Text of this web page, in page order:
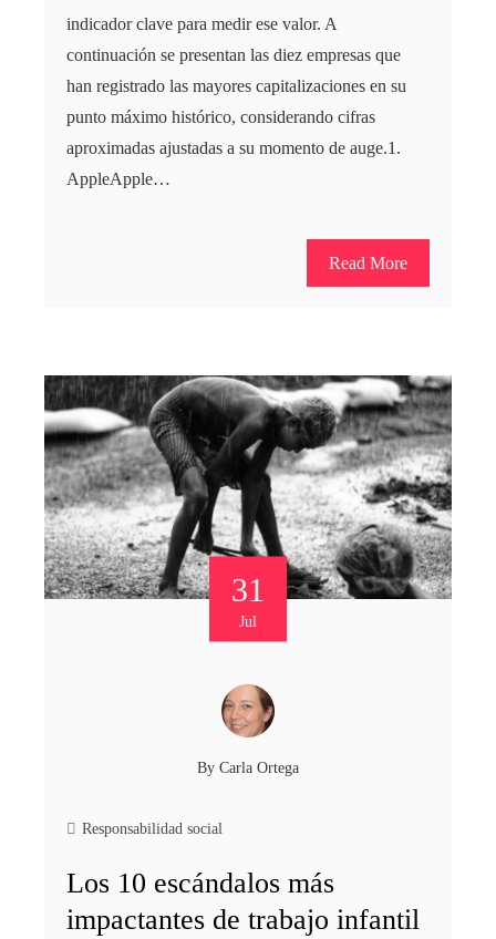
indicador clave para medir ese valor. A
continuación se presentan las diez empresas que
han registrado las mayores capitalizaciones en su
punto máximo histórico, considerando cifras
aproximadas ajustadas a su momento de auge.1.
AppleApple…
Read More
31
Jul
By Carla Ortega
Responsabilidad social
Los 10 escándalos más
impactantes de trabajo infantil